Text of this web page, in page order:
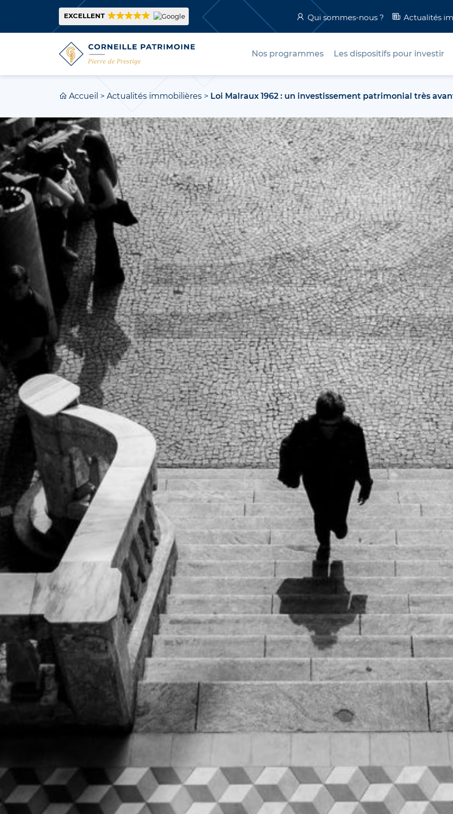
EXCELLENT Qui sommes-nous ? Actualités
Nos programmes Les dispositifs pour investir
Accueil > Actualités immobilières > Loi Malraux 1962 : un investissement patrimonial très